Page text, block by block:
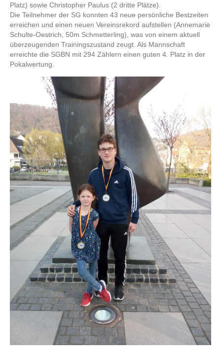
Platz) sowie Christopher Paulus (2 dritte Plätze).
Die Teilnehmer der SG konnten 43 neue persönliche Bestzeiten
erreichen und einen neuen Vereinsrekord aufstellen (Annemarie
Schulte-Oestrich, 50m Schmetterling), was von einem aktuell
überzeugenden Trainingszustand zeugt. Als Mannschaft
erreichte die SGBN mit 294 Zählern einen guten 4. Platz in der
Pokalwertung.